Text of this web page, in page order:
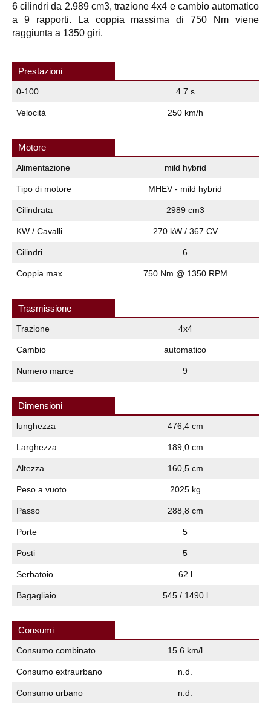
6 cilindri da 2.989 cm3, trazione 4x4 e cambio automatico
a 9 rapporti. La coppia massima di 750 Nm viene
raggiunta a 1350 giri.
Prestazioni
0-100 4.7 s
Velocità 250 km/h
Motore
Alimentazione mild hybrid
Tipo di motore MHEV - mild hybrid
Cilindrata 2989 cm3
KW / Cavalli 270 kW / 367 CV
Cilindri 6
Coppia max 750 Nm @ 1350 RPM
Trasmissione
Trazione 4x4
Cambio automatico
Numero marce 9
Dimensioni
lunghezza 476,4 cm
Larghezza 189,0 cm
Altezza 160,5 cm
Peso a vuoto 2025 kg
Passo 288,8 cm
Porte 5
Posti 5
Serbatoio 62 l
Bagagliaio 545 / 1490 l
Consumi
Consumo combinato 15.6 km/l
Consumo extraurbano n.d.
Consumo urbano n.d.